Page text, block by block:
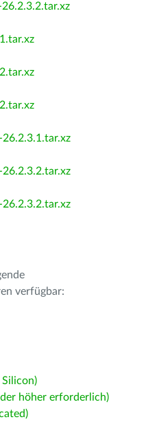
verfügbar:
höher erforderlich)